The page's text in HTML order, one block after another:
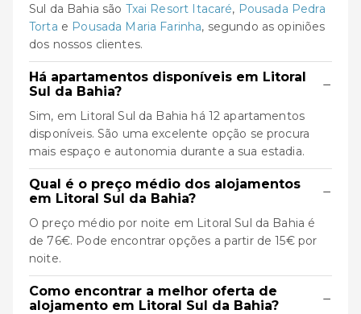
Sul da Bahia são Txai Resort Itacaré, Pousada Pedra
Torta e Pousada Maria Farinha, segundo as opiniões
dos nossos clientes.
Há apartamentos disponíveis em Litoral
Sul da Bahia?
−
Sim, em Litoral Sul da Bahia há 12 apartamentos
disponíveis. São uma excelente opção se procura
mais espaço e autonomia durante a sua estadia.
Qual é o preço médio dos alojamentos
em Litoral Sul da Bahia?
−
O preço médio por noite em Litoral Sul da Bahia é
de 76€. Pode encontrar opções a partir de 15€ por
noite.
Como encontrar a melhor oferta de
alojamento em Litoral Sul da Bahia?
−